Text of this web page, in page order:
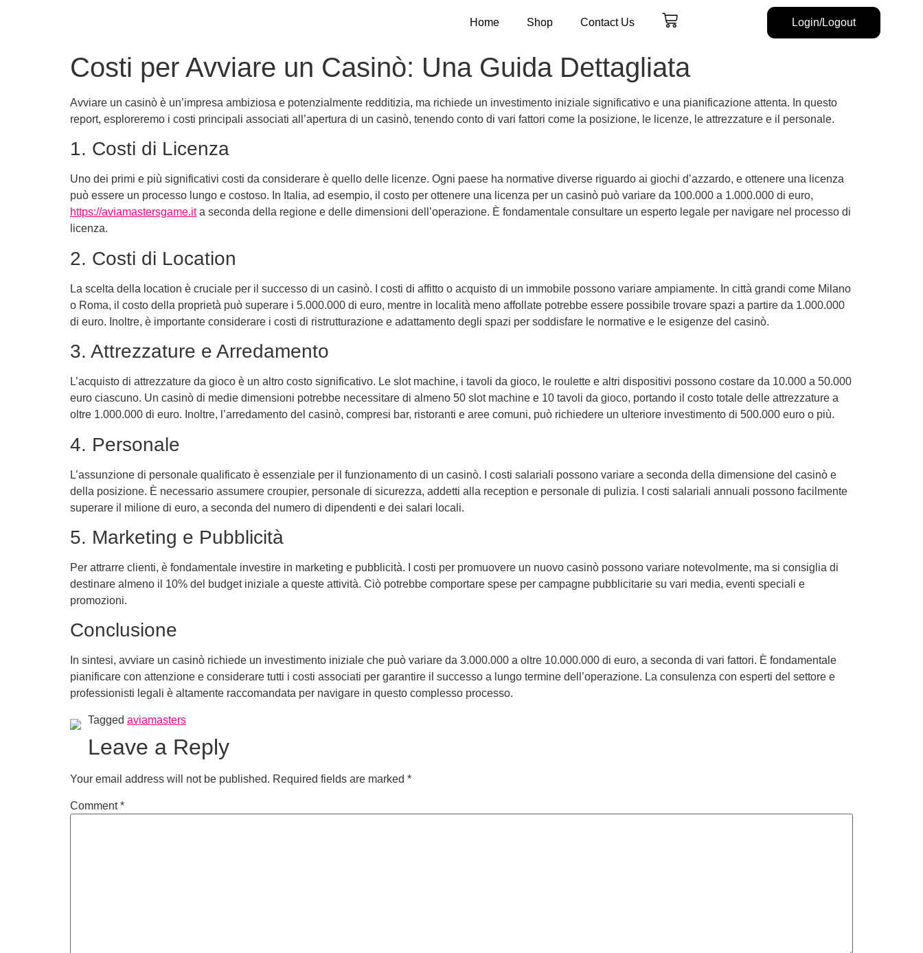
Home Shop Contact Us Login/Logout
Costi per Avviare un Casinò: Una Guida Dettagliata
Avviare un casinò è un’impresa ambiziosa e potenzialmente redditizia, ma richiede un investimento iniziale significativo e una pianificazione attenta. In questo
report, esploreremo i costi principali associati all’apertura di un casinò, tenendo conto di vari fattori come la posizione, le licenze, le attrezzature e il personale.
1. Costi di Licenza
Uno dei primi e più significativi costi da considerare è quello delle licenze. Ogni paese ha normative diverse riguardo ai giochi d’azzardo, e ottenere una licenza
può essere un processo lungo e costoso. In Italia, ad esempio, il costo per ottenere una licenza per un casinò può variare da 100.000 a 1.000.000 di euro,
https://aviamastersgame.ita seconda della regione e delle dimensioni dell’operazione. È fondamentale consultare un esperto legale per navigare nel processo di
licenza.
2. Costi di Location
La scelta della location è cruciale per il successo di un casinò. I costi di affitto o acquisto di un immobile possono variare ampiamente. In città grandi come Milano
o Roma, il costo della proprietà può superare i 5.000.000 di euro, mentre in località meno affollate potrebbe essere possibile trovare spazi a partire da 1.000.000
di euro. Inoltre, è importante considerare i costi di ristrutturazione e adattamento degli spazi per soddisfare le normative e le esigenze del casinò.
3. Attrezzature e Arredamento
L’acquisto di attrezzature da gioco è un altro costo significativo. Le slot machine, i tavoli da gioco, le roulette e altri dispositivi possono costare da 10.000 a 50.000
euro ciascuno. Un casinò di medie dimensioni potrebbe necessitare di almeno 50 slot machine e 10 tavoli da gioco, portando il costo totale delle attrezzature a
oltre 1.000.000 di euro. Inoltre, l’arredamento del casinò, compresi bar, ristoranti e aree comuni, può richiedere un ulteriore investimento di 500.000 euro o più.
4. Personale
L’assunzione di personale qualificato è essenziale per il funzionamento di un casinò. I costi salariali possono variare a seconda della dimensione del casinò e
della posizione. È necessario assumere croupier, personale di sicurezza, addetti alla reception e personale di pulizia. I costi salariali annuali possono facilmente
superare il milione di euro, a seconda del numero di dipendenti e dei salari locali.
5. Marketing e Pubblicità
Per attrarre clienti, è fondamentale investire in marketing e pubblicità. I costi per promuovere un nuovo casinò possono variare notevolmente, ma si consiglia di
destinare almeno il 10% del budget iniziale a queste attività. Ciò potrebbe comportare spese per campagne pubblicitarie su vari media, eventi speciali e
promozioni.
Conclusione
In sintesi, avviare un casinò richiede un investimento iniziale che può variare da 3.000.000 a oltre 10.000.000 di euro, a seconda di vari fattori. È fondamentale
pianificare con attenzione e considerare tutti i costi associati per garantire il successo a lungo termine dell’operazione. La consulenza con esperti del settore e
professionisti legali è altamente raccomandata per navigare in questo complesso processo.
Tagged aviamasters
Leave a Reply
Your email address will not be published. Required fields are marked *
Comment*